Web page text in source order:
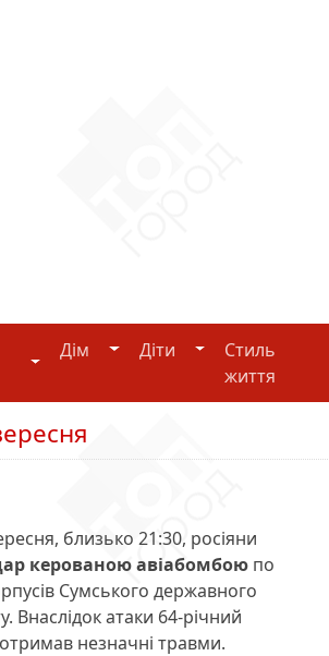
Для нього
Дім Дім Діти ДітиСтиль
життя
близько 21:30, росіяни
керованою авіабомбою по
Сумського державного
Внаслідок атаки 64-річний
незначні травми.